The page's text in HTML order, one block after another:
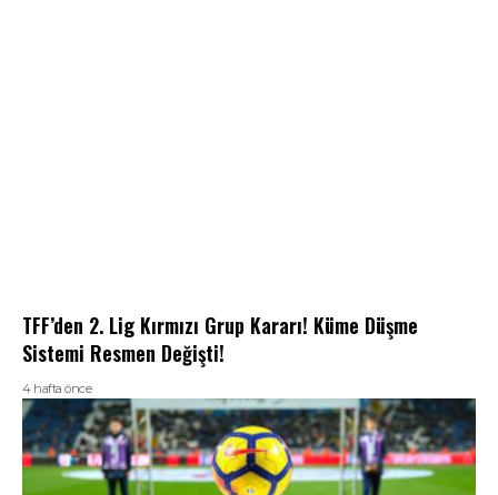
TFF’den 2. Lig Kırmızı Grup Kararı! Küme Düşme
Sistemi Resmen Değişti!
4 hafta önce